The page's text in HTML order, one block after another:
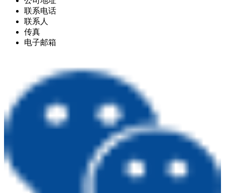
联系电话
联系人
传真
电子邮箱